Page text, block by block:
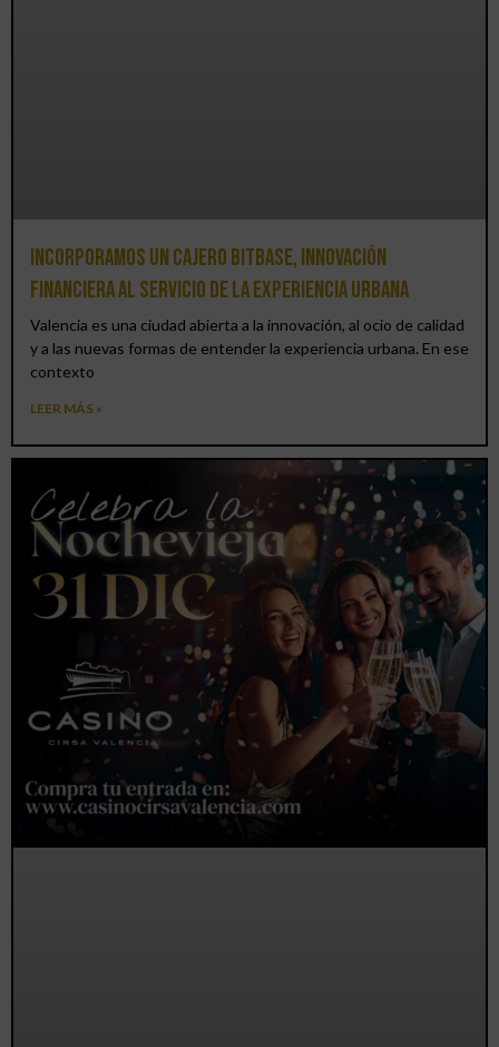
Incorporamos un cajero BitBase, innovación
financiera al servicio de la experiencia urbana
Valencia es una ciudad abierta a la innovación, al ocio de calidad
y a las nuevas formas de entender la experiencia urbana. En ese
contexto
LEER MÁS »